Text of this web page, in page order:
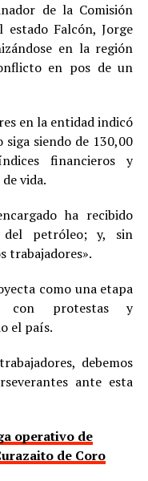
de la Comisión
Falcón, Jorge
en la región
en pos de un
en la entidad indicó
siendo de 130,00
financieros y
vida.
ha recibido
petróleo; y, sin
trabajadores».
como una etapa
con protestas y
el país.
debemos
ante esta
operativo de
de Coro